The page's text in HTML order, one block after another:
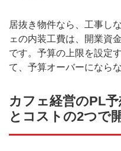
居抜き物件なら、工事し
ェの内装工費は、開業資
です。予算の上限を設定
て、予算オーバーになら
カフェ経営のPL
とコストの2つで